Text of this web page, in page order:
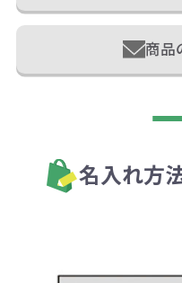
商品
名入れ方